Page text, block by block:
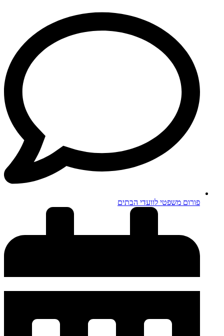
פורום משפטי לוועדי הבתים